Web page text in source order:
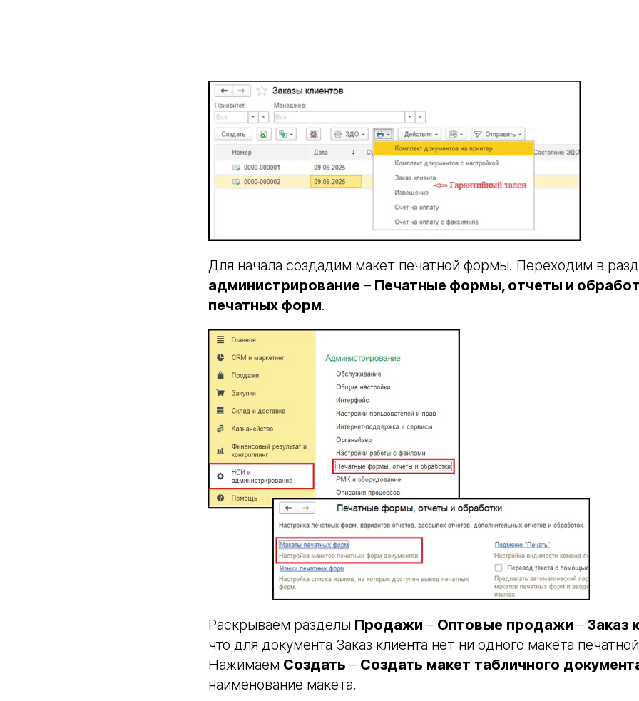
Для начала создадим макет печатной формы. Переходим в
администрирование – Печатные формы, отчеты и
печатных форм.
Раскрываем разделы Продажи – Оптовые продажи – Заказ
что для документа Заказ клиента нет ни одного макета
Нажимаем Создать – Создать макет табличного
наименование макета.